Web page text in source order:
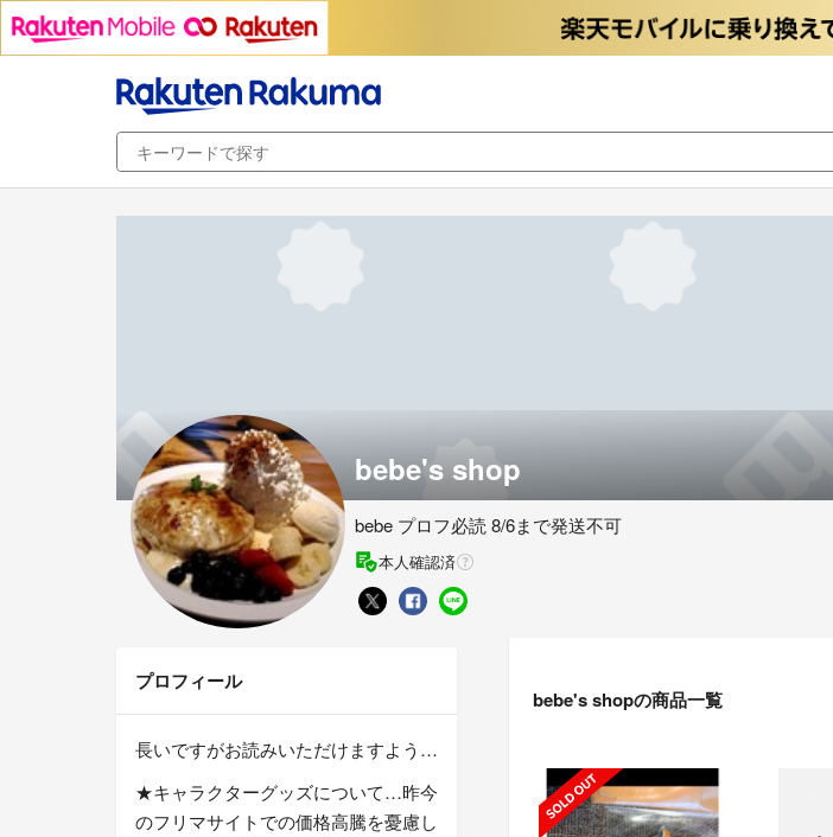
bebe's shop
bebe プロフ必読 8/6まで発送不可
本人確認済
bebe's shopの商品一覧
プロフィール
長いですがお読みいただけますよう…
★キャラクターグッズについて…昨今
のフリマサイトでの価格高騰を憂慮し